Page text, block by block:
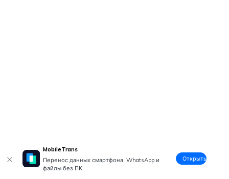
MobileTrans
Перенос данных смартфона, WhatsApp и
файлы без ПК
Открыть